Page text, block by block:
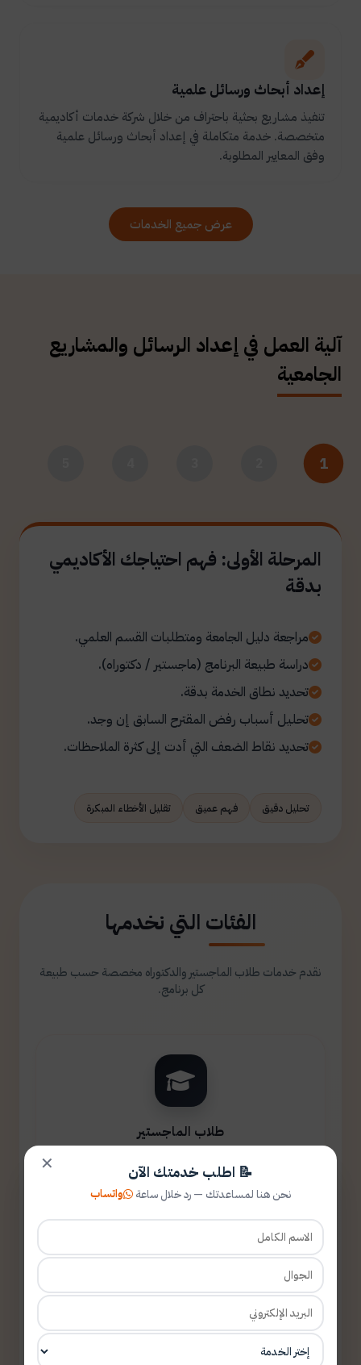
إعداد أبحاث ورسائل علمية
تنفيذ مشاريع بحثية باحتراف من خلال شركة خدمات أكاديمية
متخصصة. خدمة متكاملة في إعداد أبحاث ورسائل علمية
وفق المعايير المطلوبة.
عرض جميع الخدمات
آلية العمل في إعداد الرسائل والمشاريع
الجامعية
1
المرحلة الأولى: فهم احتياجك الأكاديمي
بدقة
مراجعة دليل الجامعة ومتطلبات القسم العلمي.
دراسة طبيعة البرنامج (ماجستير / دكتوراه).
تحديد نطاق الخدمة بدقة.
تحليل أسباب رفض المقترح السابق إن وجد.
تحديد نقاط الضعف التي أدت إلى كثرة الملاحظات.
تحليل دقيق فهم عميق تقليل الأخطاء المبكرة
الفئات التي نخدمها
نقدم خدمات طلاب الماجستير والدكتوراه مخصصة حسب طبيعة
كل برنامج.
طلاب الماجستير
✕ 📝 اطلب خدمتك الآن
نحن هنا لمساعدتك — رد خلال ساعة واتساب